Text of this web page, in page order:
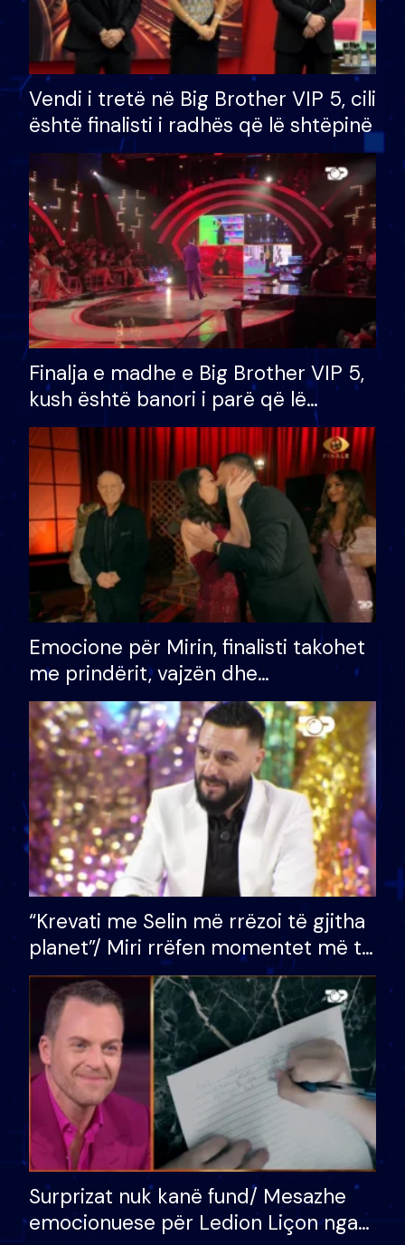
Vendi i tretë në Big Brother VIP 5, cili
është finalisti i radhës që lë shtëpinë
Finalja e madhe e Big Brother VIP 5,
kush është banori i parë që lë
shtëpinë dhe humb mundësinë për
të fituar çmimin e madh
Emocione për Mirin, finalisti takohet
me prindërit, vajzën dhe
bashkëshorten: S’kemi ndonjë letër
divorci apo jo?
“Krevati me Selin më rrëzoi të gjitha
planet”/ Miri rrëfen momentet më të
bukura në shtëpinë e BB VIP: Do më
mungojë zilja e mëngjesit kur…
Surprizat nuk kanë fund/ Mesazhe
emocionuese për Ledion Liçon nga